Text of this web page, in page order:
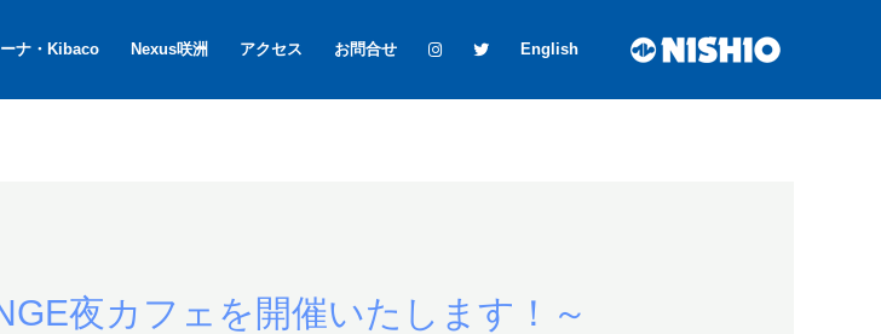
ナ・Kibaco Nexus咲洲 アクセス お問合せ English
夜カフェを開催いたします！～